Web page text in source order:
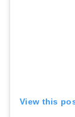
View this